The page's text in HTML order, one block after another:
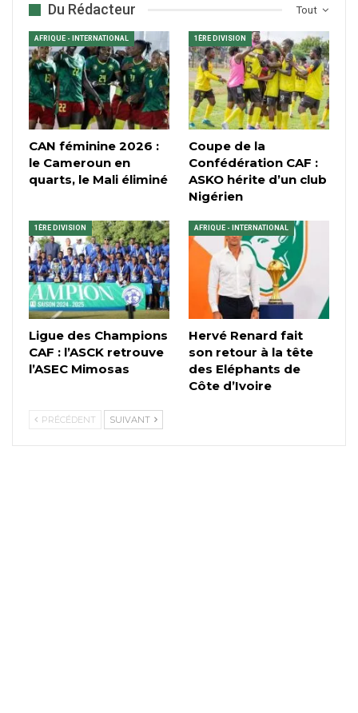
Tout
Du Rédacteur
AFRIQUE - INTERNATIONAL
CAN féminine 2026 :
le Cameroun en
quarts, le Mali éliminé
1ÈRE DIVISION
Coupe de la
Confédération CAF :
ASKO hérite d’un club
Nigérien
1ÈRE DIVISION
Ligue des Champions
CAF : l’ASCK retrouve
l’ASEC Mimosas
AFRIQUE - INTERNATIONAL
Hervé Renard fait
son retour à la tête
des Eléphants de
Côte d’Ivoire
PRÉCÉDENT SUIVANT